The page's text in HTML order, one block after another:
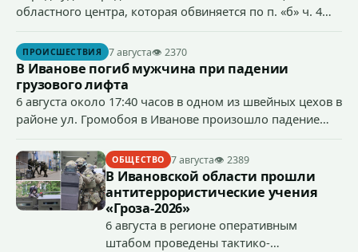
областного центра, которая обвиняется по п. «б» ч. 4
сумму более 4,4 млн рублей через маркетплейс.
ПРОИСШЕСТВИЯ 7 августа👁 2370
В Иванове погиб мужчина при падении
грузового лифта
6 августа около 17:40 часов в одном из швейных цехов в
районе ул. Громобоя в Иванове произошло падение
ОБЩЕСТВО 7 августа👁 2389
В Ивановской области прошли
антитеррористические учения
«Гроза-2026»
6 августа в регионе оперативным
штабом проведены тактико-